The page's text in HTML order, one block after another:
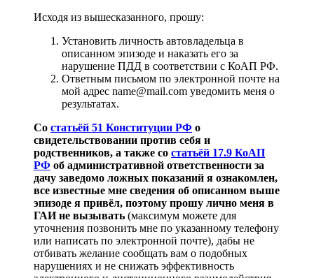
Исходя из вышесказанного, прошу:
Установить личность автовладельца в
описанном эпизоде и наказать его за
нарушение ПДД в соответствии с КоАП РФ.
Ответным письмом по электронной почте на
мой адрес name@mail.com уведомить меня о
результатах.
Со статьёй 51 Конституции РФ о
свидетельствовании против себя и
родственников, а также со статьёй 17.9 КоАП
РФ об административной ответственности за
дачу заведомо ложных показаний я ознакомлен,
все известные мне сведения об описанном выше
эпизоде я привёл, поэтому прошу лично меня в
ГАИ не вызывать (максимум можете для
уточнения позвонить мне по указанному телефону
или написать по электронной почте), дабы не
отбивать желание сообщать вам о подобных
нарушениях и не снижать эффективность